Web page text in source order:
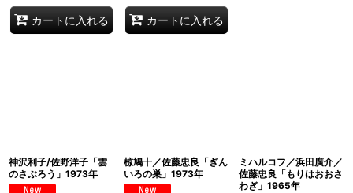
カートに入れる カートに入れる
神沢利子/佐野洋子「雲
のさぶろう」1973年
椋鳩十／佐藤忠良「ぎん
いろの巣」1973年
ミハルコフ／浜田廣介／
佐藤忠良「もりはおおさ
わぎ」1965年